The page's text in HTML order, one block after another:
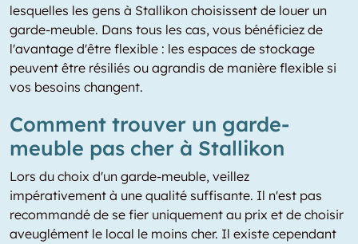
lesquelles les gens à Stallikon choisissent de louer un
garde-meuble. Dans tous les cas, vous bénéficiez de
l'avantage d'être flexible : les espaces de stockage
peuvent être résiliés ou agrandis de manière flexible si
vos besoins changent.
Comment trouver un garde-
meuble pas cher à Stallikon
Lors du choix d'un garde-meuble, veillez
impérativement à une qualité suffisante. Il n'est pas
recommandé de se fier uniquement au prix et de choisir
aveuglément le local le moins cher. Il existe cependant